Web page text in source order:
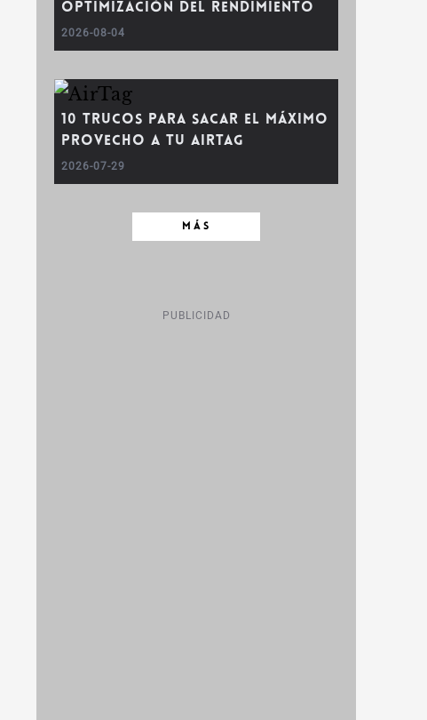
optimización del rendimiento
2026-08-04
10 trucos para sacar el máximo
provecho a tu AirTag
2026-07-29
MÁS
PUBLICIDAD